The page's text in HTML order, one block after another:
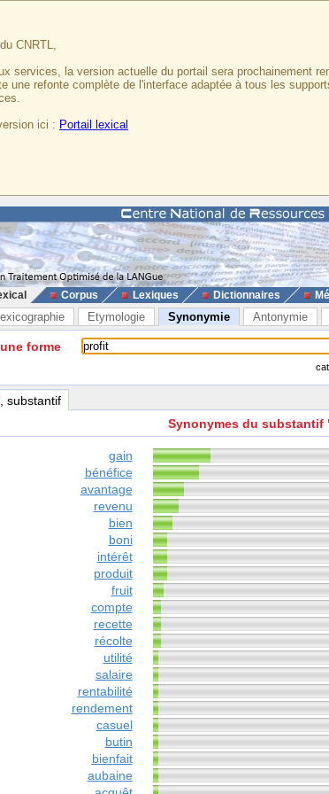
CNRTL,
services, la version actuelle du portail sera prochainement
une refonte complète de l'interface adaptée à tous les
ici : Portail lexical
Corpus Lexiques Dictionnaires
Etymologie Synonymie Antonymie
forme
, substantif
Synonymes du
gain
bénéfice
avantage
revenu
bien
boni
intérêt
produit
fruit
compte
recette
récolte
utilité
salaire
rentabilité
rendement
casuel
butin
bienfait
aubaine